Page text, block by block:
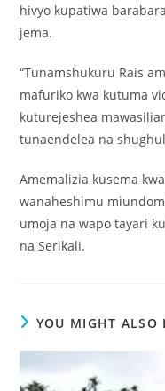
hivyo kupatiwa
jema.
“Tunamshukuru Rais
mafuriko kwa kutuma
kuturejeshea
tunaendelea na
Amemalizia kusema
wanaheshimu
umoja na wapo tayari
na Serikali.
YOU MIGHT ALSO